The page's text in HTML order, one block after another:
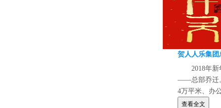
2018年
——总部乔迁
4万平米、办
项目总投资
查看全文